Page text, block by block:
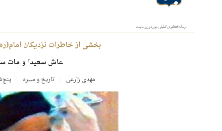
بخشی از خاطرات نزدیکان
عاش سعیدا و مات
مهدی زارعی تاریخ و سیره پنج‌شنبه،